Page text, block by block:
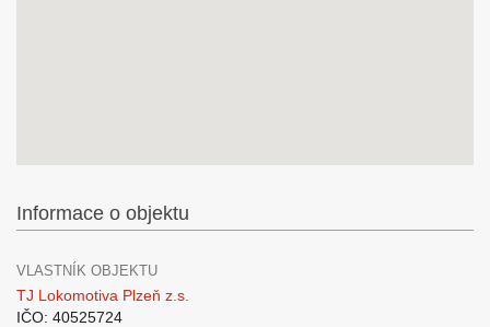
Informace o objektu
VLASTNÍK OBJEKTU
TJ Lokomotiva Plzeň z.s.
IČO: 40525724